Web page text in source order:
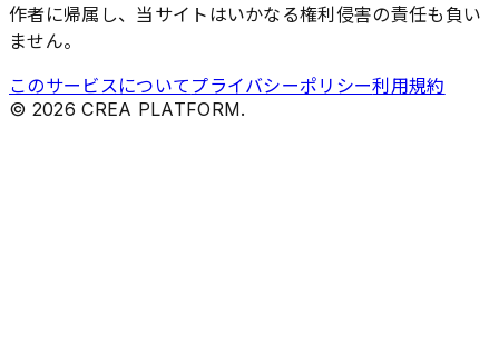
作者に帰属し、当サイトはいかなる権利侵害の責任も負い
ません。
このサービスについて プライバシーポリシー利用規約
© 2026 CREA PLATFORM.